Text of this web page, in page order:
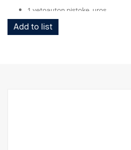
1 vetoauton pistoke, uros
1 Curl-E-kelajohdin
1 perävaunun pistoke, naaras
Add to list